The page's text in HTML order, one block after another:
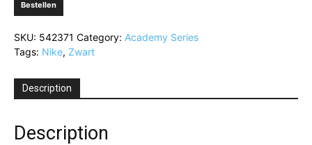
Bestellen
SKU: 542371 Category: Academy Series
Tags: Nike, Zwart
Description
Description